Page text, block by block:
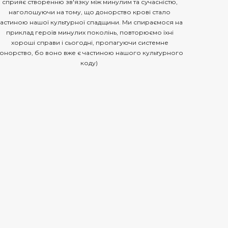
сприяє створенню зв'язку між минулим та сучасністю,
наголошуючи на тому, що донорство крові стало
нашої культурної спадщини. Ми спираємося на
приклад героїв минулих поколінь, повторюємо їхні
хороші справи і сьогодні, пропагуючи системне
бо воно вже є частиною нашого культурного
коду)